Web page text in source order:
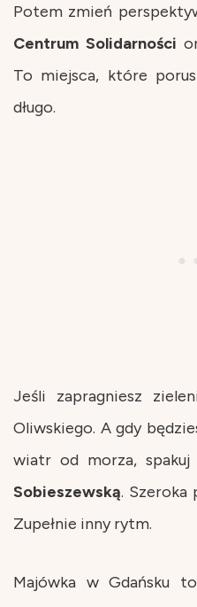
Potem zmień
Centrum Solidarności
To miejsca, które
długo.
Jeśli zapragniesz
Oliwskiego. A gdy
wiatr od morza,
Sobieszewską. Szeroka
Zupełnie inny rytm.
Majówka w Gdańsku